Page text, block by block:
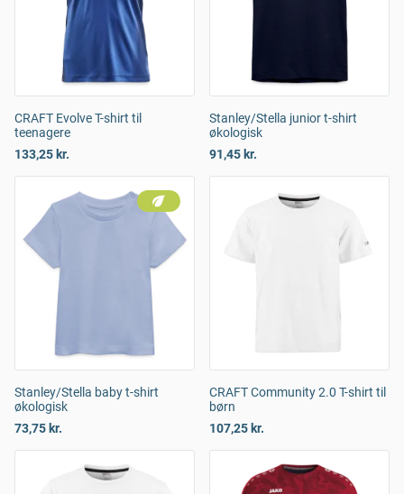
CRAFT Evolve T-shirt til
teenagere
133,25 kr.
Stanley/Stella junior t-shirt
økologisk
91,45 kr.
Stanley/Stella baby t-shirt
økologisk
73,75 kr.
CRAFT Community 2.0 T-shirt til
børn
107,25 kr.